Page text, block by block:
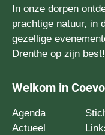
In onze dorpen
prachtige natuur, in
gezellige
Drenthe op zijn best!
Welkom in
Agenda
Actueel